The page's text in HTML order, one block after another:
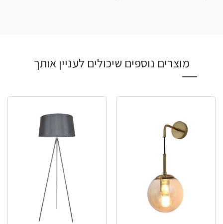
מוצרים נוספים שיכולים לעניין אותך